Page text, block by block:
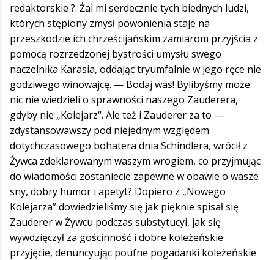
redaktorskie ?. Żal mi serdecznie tych biednych ludzi,
których stępiony zmysł powonienia staje na
przeszkodzie ich chrześcijańskim zamiarom przyjścia z
pomocą rozrzedzonej bystrości umysłu swego
naczelnika Karasia, oddając tryumfalnie w jego ręce nie
godziwego winowajcę. — Bodaj was! Bylibyśmy może
nic nie wiedzieli o sprawności naszego Zauderera,
gdyby nie „Kolejarz“. Ale też i Zauderer za to —
zdystansowawszy pod niejednym względem
dotychczasowego bohatera dnia Schindlera, wrócił z
Żywca zdeklarowanym waszym wrogiem, co przyjmując
do wiadomości zostaniecie zapewne w obawie o wasze
sny, dobry humor i apetyt? Dopiero z „Nowego
Kolejarza” dowiedzieliśmy się jak pięknie spisał się
Zauderer w Żywcu podczas substytucyi, jak się
wywdzięczył za gościnność i dobre koleżeńskie
przyjęcie, denuncyując poufne pogadanki koleżeńskie